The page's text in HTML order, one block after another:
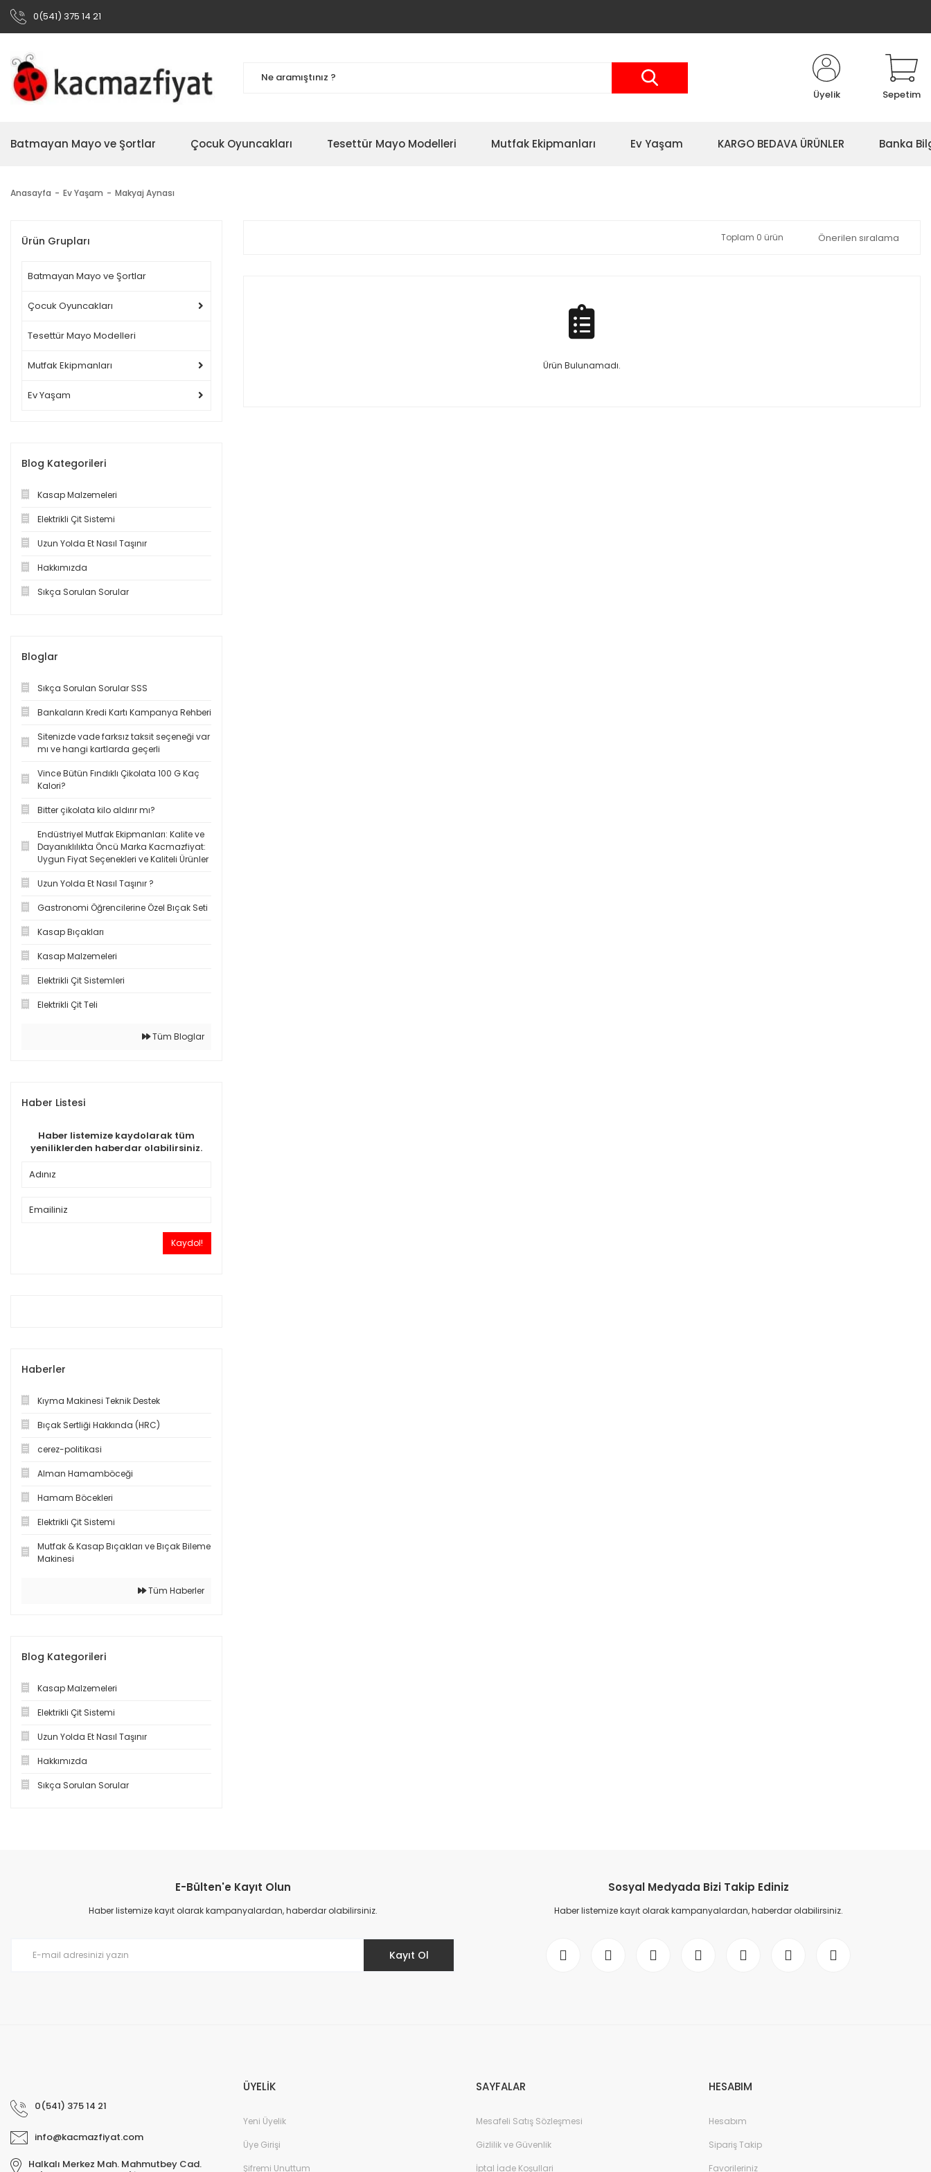
0(541) 375 14 21
Üyelik Sepetim
Batmayan Mayo ve Şortlar Çocuk Oyuncakları Tesettür Mayo Modelleri Mutfak Ekipmanları Ev Yaşam KARGO BEDAVA ÜRÜNLER Banka
Anasayfa Ev Yaşam Makyaj Aynası
Ürün Grupları
Batmayan Mayo ve Şortlar
Çocuk Oyuncakları
Tesettür Mayo Modelleri
Mutfak Ekipmanları
Ev Yaşam
Blog Kategorileri
Kasap Malzemeleri
Elektrikli Çit Sistemi
Uzun Yolda Et Nasıl Taşınır
Hakkımızda
Sıkça Sorulan Sorular
Bloglar
Sıkça Sorulan Sorular SSS
Bankaların Kredi Kartı Kampanya Rehberi
Sitenizde vade farksız taksit seçeneği var
mı ve hangi kartlarda geçerli
Vince Bütün Fındıklı Çikolata 100 G Kaç
Kalori?
Bitter çikolata kilo aldırır mı?
Endüstriyel Mutfak Ekipmanları: Kalite ve
Dayanıklılıkta Öncü Marka Kacmazfiyat:
Uygun Fiyat Seçenekleri ve Kaliteli Ürünler
Uzun Yolda Et Nasıl Taşınır ?
Gastronomi Öğrencilerine Özel Bıçak Seti
Kasap Bıçakları
Kasap Malzemeleri
Elektrikli Çit Sistemleri
Elektrikli Çit Teli
Tüm Bloglar
Haber Listesi
Haber listemize kaydolarak tüm
yeniliklerden haberdar olabilirsiniz.
Kaydol!
Haberler
Kıyma Makinesi Teknik Destek
Bıçak Sertliği Hakkında (HRC)
cerez-politikasi
Alman Hamamböceği
Hamam Böcekleri
Elektrikli Çit Sistemi
Mutfak & Kasap Bıçakları ve Bıçak Bileme
Makinesi
Tüm Haberler
Blog Kategorileri
Kasap Malzemeleri
Elektrikli Çit Sistemi
Uzun Yolda Et Nasıl Taşınır
Hakkımızda
Sıkça Sorulan Sorular
Toplam 0 ürün
Ürün Bulunamadı.
E-Bülten'e Kayıt Olun
Haber listemize kayıt olarak kampanyalardan, haberdar olabilirsiniz.
Kayıt Ol
Sosyal Medyada Bizi Takip Ediniz
Haber listemize kayıt olarak kampanyalardan, haberdar olabilirsiniz.
0(541) 375 14 21
info@kacmazfiyat.com
Halkalı Merkez Mah. Mahmutbey Cad.
ÜYELİK
Yeni Üyelik
Üye Girişi
Şifremi Unuttum
SAYFALAR
Mesafeli Satış Sözleşmesi
Gizlilik ve Güvenlik
İptal İade Koşullari
HESABIM
Hesabım
Sipariş Takip
Favorileriniz